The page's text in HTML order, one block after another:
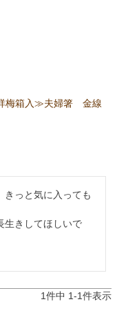
梅箱入≫夫婦箸 金線
きっと気に入っても
生きしてほしいで
1件中 1-1件表示